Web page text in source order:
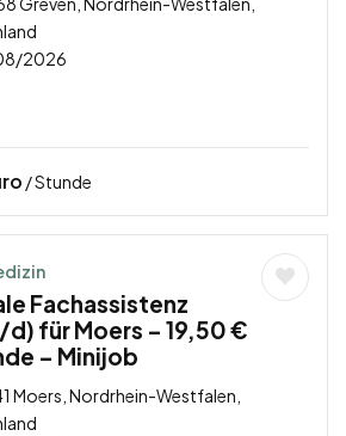
2026
/ Stunde
Fachassistenz
für Moers – 19,50 €
– Minijob
Moers, Nordrhein-Westfalen,